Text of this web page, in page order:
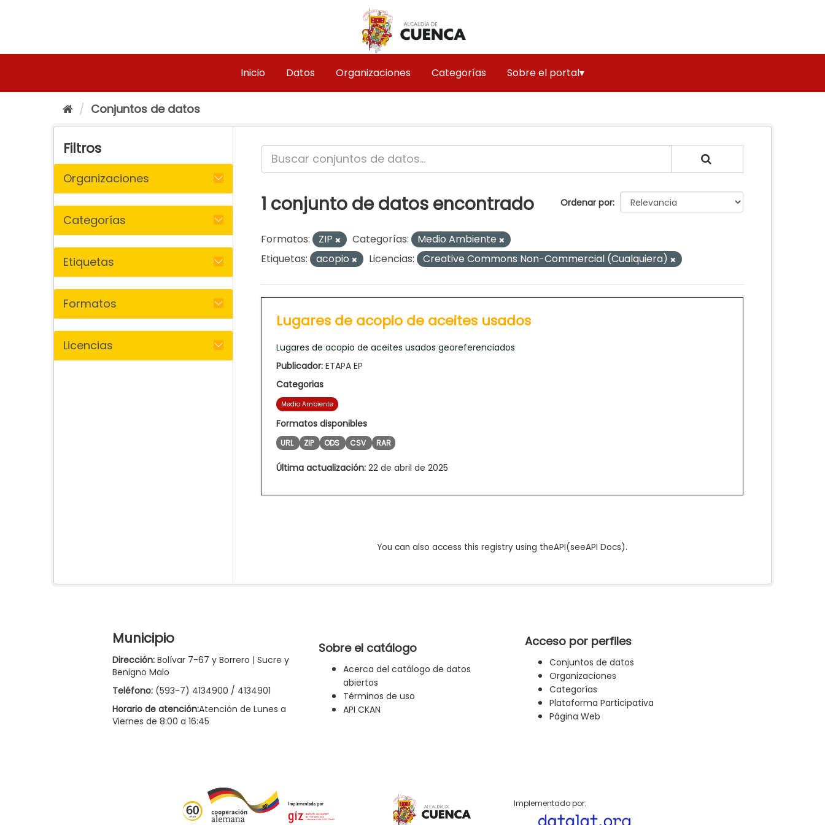
Inicio Datos Organizaciones Categorías Sobre el portal▾
Conjuntos de datos
Filtros
Organizaciones
Categorías
Etiquetas
Formatos
Licencias
Ordenar por
1 conjunto de datos encontrado
Formatos: ZIP Categorías:
Medio Ambiente
Etiquetas:
acopio Licencias: Creative Commons Non-Commercial (Cualquiera)
Lugares de acopio de aceites usados
Lugares de acopio de aceites usados georeferenciados
Publicador: ETAPA EP
Categorias
Medio Ambiente
Formatos disponibles
URL ZIP ODS CSV RAR
Última actualización: 22 de abril de 2025
You can also access this registry using theAPI(seeAPI Docs).
Municipio
Dirección: Bolívar 7-67 y Borrero | Sucre y
Benigno Malo
Teléfono: (593-7) 4134900 / 4134901
Horario de atención:Atención de Lunes a
Viernes de 8:00 a 16:45
Sobre el catálogo
Acerca del catálogo de datos
abiertos
Términos de uso
API CKAN
Acceso por perfiles
Conjuntos de datos
Organizaciones
Categorías
Plataforma Participativa
Página Web
Implementado por: